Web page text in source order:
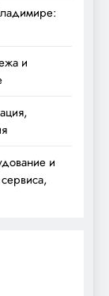
и
и